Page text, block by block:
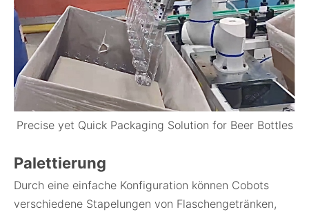
Precise yet Quick Packaging Solution for Beer Bottles
Palettierung
Durch eine einfache Konfiguration können Cobots
verschiedene Stapelungen von Flaschengetränken,